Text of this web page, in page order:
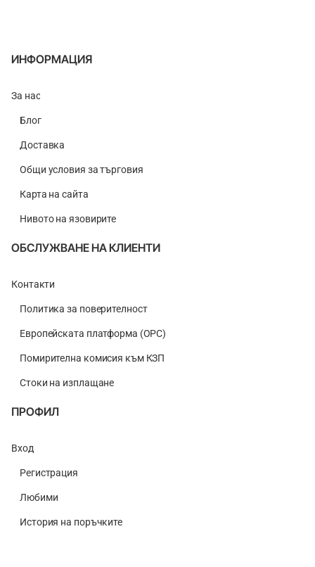
ИНФОРМАЦИЯ
За нас
Блог
Доставка
Общи условия за търговия
Карта на сайта
Нивото на язовирите
ОБСЛУЖВАНЕ НА КЛИЕНТИ
Контакти
Политика за поверителност
Европейската платформа (ОРС)
Помирителна комисия към КЗП
Стоки на изплащане
ПРОФИЛ
Вход
Регистрация
Любими
История на поръчките